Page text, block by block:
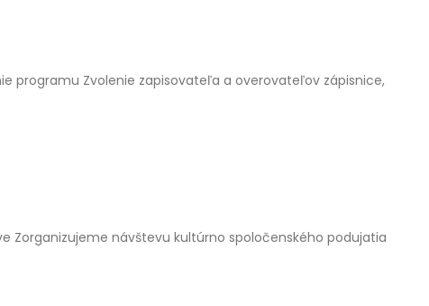
programu Zvolenie zapisovateľa a overovateľov zápisnice,
Zorganizujeme návštevu kultúrno spoločenského podujatia